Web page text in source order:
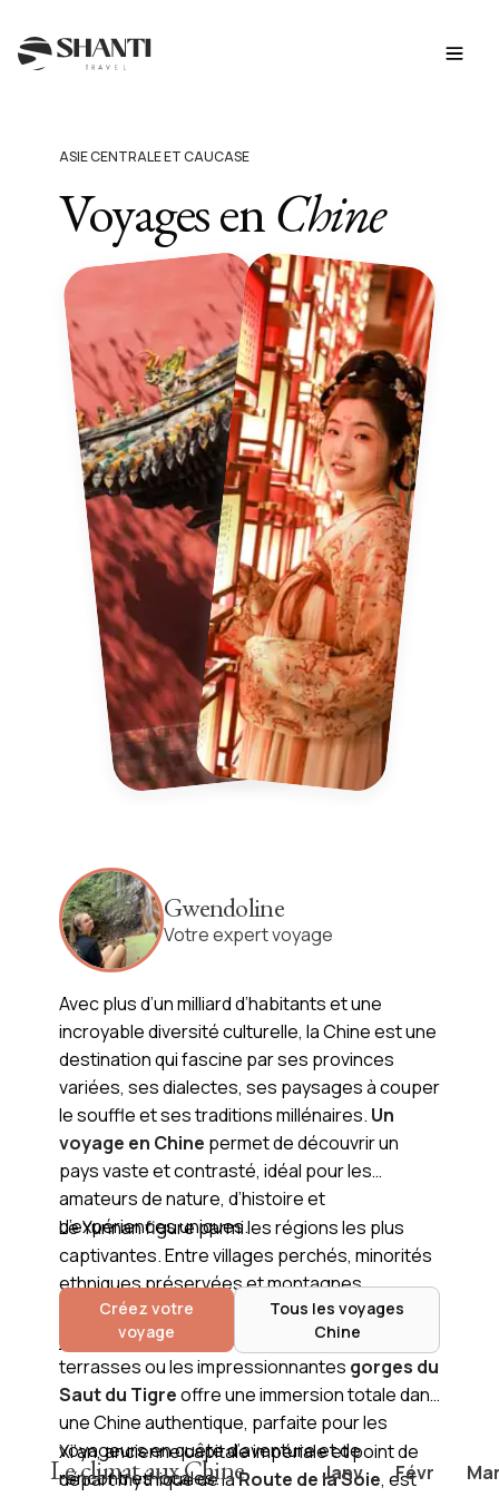
ASIE CENTRALE ET CAUCASE
Voyages enChine
Gwendoline
Votre expert voyage
Avec plus d’un milliard d’habitants et une
incroyable diversité culturelle, la Chine est une
destination qui fascine par ses provinces
variées, ses dialectes, ses paysages à couper
le souffle et ses traditions millénaires. Un
voyage en Chine permet de découvrir un
pays vaste et contrasté, idéal pour les
amateurs de nature, d’histoire et
d’expériences uniques.
Le Yunnan figure parmi les régions les plus
captivantes. Entre villages perchés, minorités
ethniques préservées et montagnes
embrumées, cette province est un véritable
joyau.
Un trek à travers les rizièresen
terrasses ou les impressionnantes gorges du
Saut du Tigreoffre une immersion totale dans
une Chine authentique, parfaite pour les
voyageurs en quête d’aventure et de
rencontres locales.
Xi’an, ancienne capitale impériale et point de
départ mythique de laRoute de la Soie, est
Créez votre
voyage
Tous les voyages
Chine
Le climat aux Chine Janv Févr